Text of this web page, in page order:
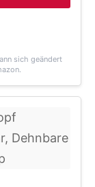
sich geändert